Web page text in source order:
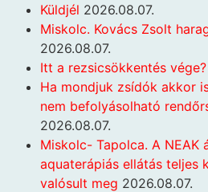
Küldjél 2026.08.07.
Miskolc. Kovács Zsolt
2026.08.07.
Itt a rezsicsökkentés vége?
Ha mondjuk zsídók akkor
nem befolyásolható
2026.08.07.
Miskolc- Tapolca. A NEAK
aquaterápiás ellátás teljes
valósult meg 2026.08.07.